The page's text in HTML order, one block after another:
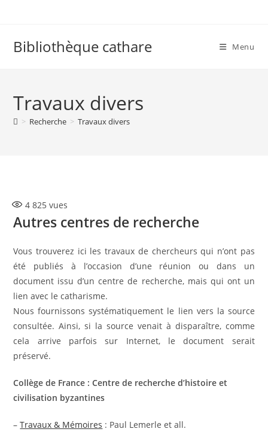
Bibliothèque cathare Menu
Travaux divers
> Recherche > Travaux divers
4 825 vues
Autres centres de recherche
Vous trouverez ici les travaux de chercheurs qui n’ont pas
été publiés à l’occasion d’une réunion ou dans un
document issu d’un centre de recherche, mais qui ont un
lien avec le catharisme.
Nous fournissons systématiquement le lien vers la source
consultée. Ainsi, si la source venait à disparaître, comme
cela arrive parfois sur Internet, le document serait
préservé.
Collège de France : Centre de recherche d’histoire et
civilisation byzantines
–Travaux & Mémoires : Paul Lemerle et all.